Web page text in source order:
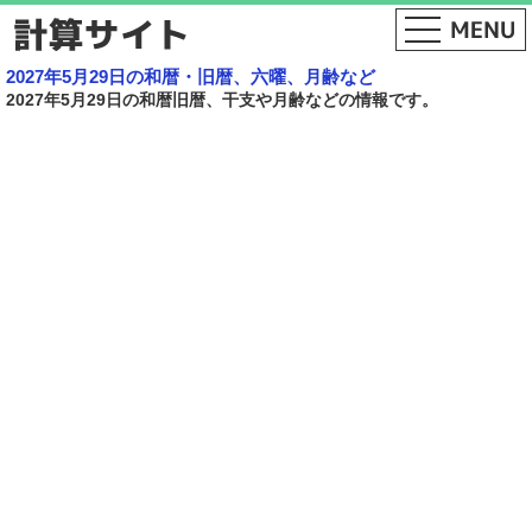
2027年5月29日の和暦・旧暦、六曜、月齢など
2027年5月29日の和暦旧暦、干支や月齢などの情報です。